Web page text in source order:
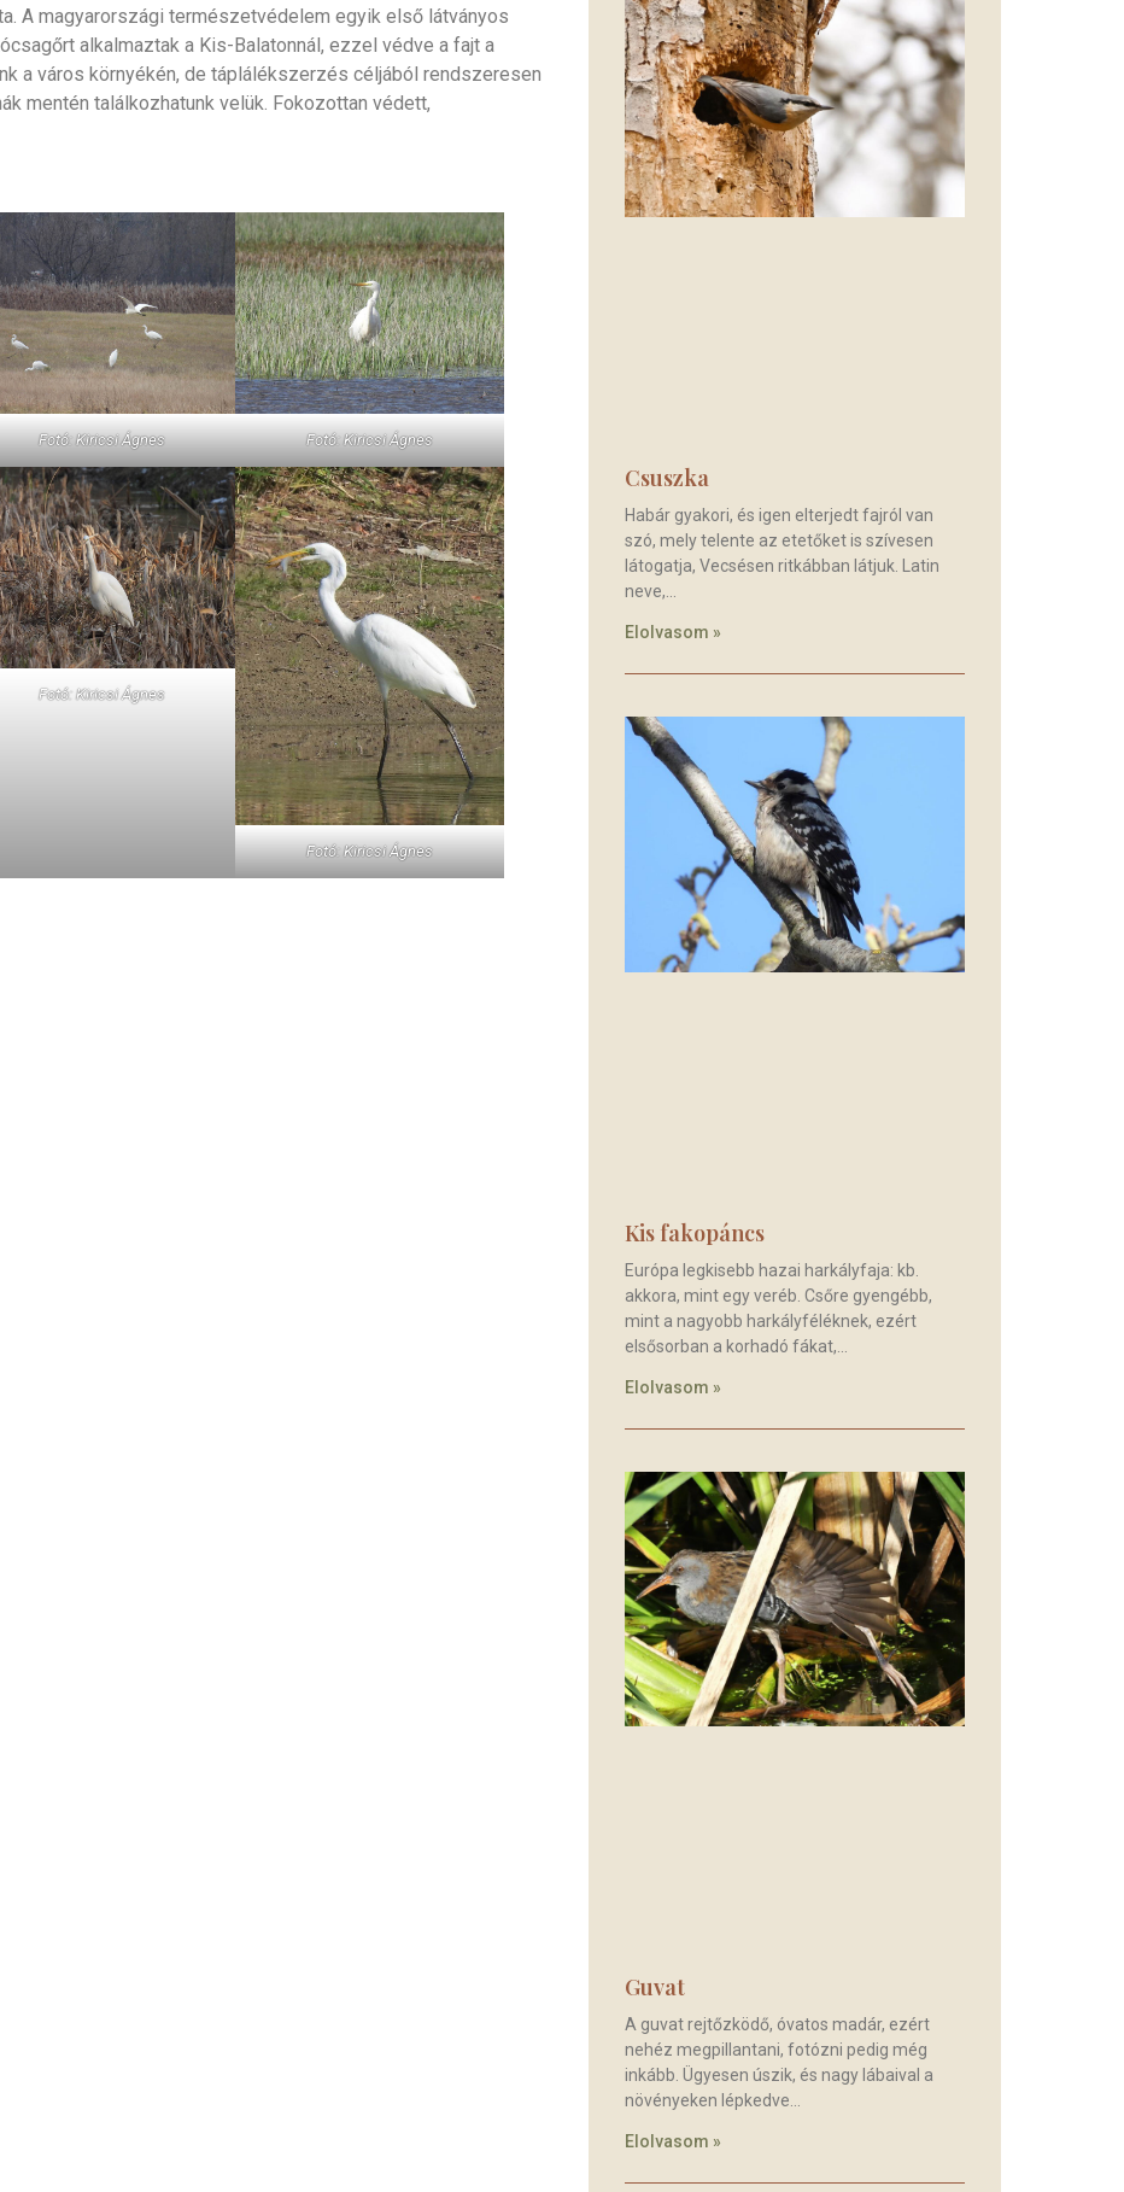
A magyarországi természetvédelem egyik első látványos
alkalmaztak a Kis-Balatonnál, ezzel védve a fajt a
a város környékén, de táplálékszerzés céljából rendszeresen
mentén találkozhatunk velük. Fokozottan védett,
Fotó: Kiricsi Ágnes Fotó: Kiricsi Ágnes
Fotó: Kiricsi Ágnes
Fotó: Kiricsi Ágnes
Csuszka
Habár gyakori, és igen elterjedt fajról van
szó, mely telente az etetőket is szívesen
látogatja, Vecsésen ritkábban látjuk. Latin
neve,
Elolvasom »
Kis fakopáncs
Európa legkisebb hazai harkályfaja: kb.
akkora, mint egy veréb. Csőre gyengébb,
mint a nagyobb harkályféléknek, ezért
elsősorban a korhadó fákat,
Elolvasom »
Guvat
A guvat rejtőzködő, óvatos madár, ezért
nehéz megpillantani, fotózni pedig még
inkább. Ügyesen úszik, és nagy lábaival a
növényeken lépkedve
Elolvasom »